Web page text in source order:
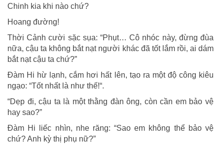
Chinh kia khi nào chứ?
Hoang đường!
Thời Cảnh cười sặc sụa: “Phụt… Cô nhóc này, đừng đùa
nữa, cậu ta không bắt nạt người khác đã tốt lắm rồi, ai dám
bắt nạt cậu ta chứ?”
Đàm Hi hừ lạnh, cắm hơi hất lên, tạo ra một độ công kiêu
ngạo: “Tốt nhất là như thế!“.
“Dẹp đi, cậu ta là một thằng đàn ông, còn cần em bảo vệ
hay sao?”
Đàm Hi liếc nhìn, nhe răng: “Sao em không thể bảo vệ
chứ? Anh kỳ thị phụ nữ?”